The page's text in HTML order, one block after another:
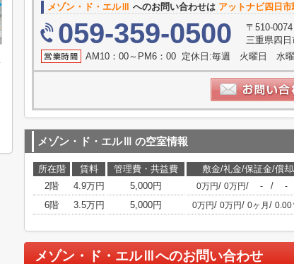
メゾン・ド・エルⅢ へのお問い合わせは アットナビ四日
059-359-0500
〒510-0074
三重県四
AM10：00～PM6：00 定休日:毎週 火曜日 水曜
メゾン・ド・エルⅢ の空室情報
所在階 賃料 管理費・共益費 敷金/礼金/保証金/償却
2階
4.9万円 5,000円 0万円/ 0万円/ - / -
6階
3.5万円 5,000円 0万円/ 0万円/ 0ヶ月 / 0.00
メゾン・ド・エルⅢ へのお問い合わせ